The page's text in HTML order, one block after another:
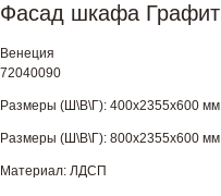
Фасад шкафа Графит
Венеция
72040090
Размеры (Ш\В\Г): 400х2355х600 мм
Размеры (Ш\В\Г): 800х2355х600 мм
Материал: ЛДСП